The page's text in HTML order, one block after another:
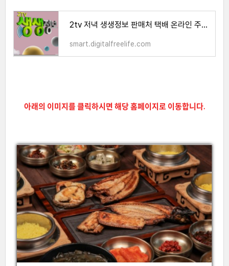
2tv 저녁 생생정보 판매처 택배 온라인 주문 방법
smart.digitalfreelife.com
아래의 이미지를 클릭하시면 해당 홈페이지로 이동합니다.